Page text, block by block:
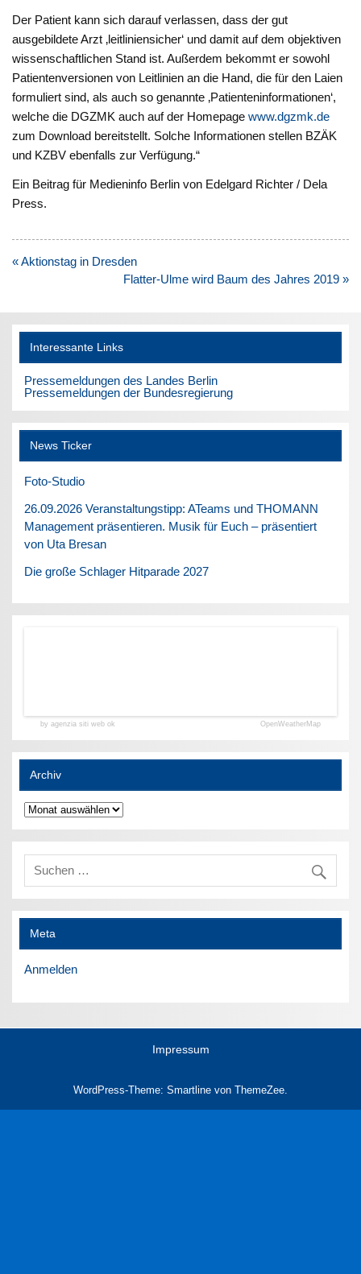
Der Patient kann sich darauf verlassen, dass der gut
ausgebildete Arzt ‚leitliniensicher‘ und damit auf dem objektiven
wissenschaftlichen Stand ist. Außerdem bekommt er sowohl
Patientenversionen von Leitlinien an die Hand, die für den Laien
formuliert sind, als auch so genannte ‚Patienteninformationen‘,
welche die DGZMK auch auf der Homepagewww.dgzmk.de
zum Download bereitstellt. Solche Informationen stellen BZÄK
und KZBV ebenfalls zur Verfügung.“
Ein Beitrag für Medieninfo Berlin von Edelgard Richter / Dela
Press.
Beitragsnavigation
« Aktionstag in Dresden
Flatter-Ulme wird Baum des Jahres 2019 »
Interessante Links
Pressemeldungen des Landes Berlin
Pressemeldungen der Bundesregierung
News Ticker
Foto-Studio
26.09.2026 Veranstaltungstipp: ATeams und THOMANN
Management präsentieren. Musik für Euch – präsentiert
von Uta Bresan
Die große Schlager Hitparade 2027
by agenzia siti web ok OpenWeatherMap
Archiv
Archiv
Meta
Anmelden
Impressum
WordPress-Theme: Smartline von ThemeZee.